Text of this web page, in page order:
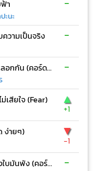
า
ะนะ
วามเป็นจริง -
ไหนว่าจะไม่หลอกกัน (คอร์ด ง่ายๆ) -
เสียใจ (Fear) ▲
+1
ง่ายๆ) ▼
-1
ก่อนที่โลกทั้งใบมันพัง (คอร์ด ง่ายๆ) -